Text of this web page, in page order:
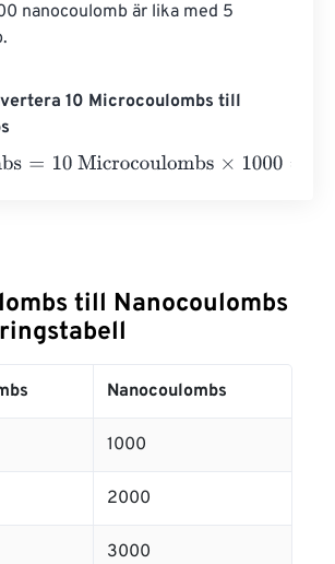
nanocoulomb är lika med 5
10 Microcoulombs till
=10 Microcoulombs×1000= 10000
till Nanocoulombs
Nanocoulombs
1000
2000
3000